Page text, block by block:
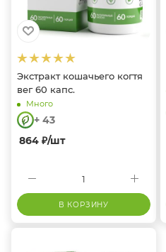
Экстракт кошачьего когтя
вег 60 капс.
Много
+ 43
864 ₽/шт
В КОРЗИНУ